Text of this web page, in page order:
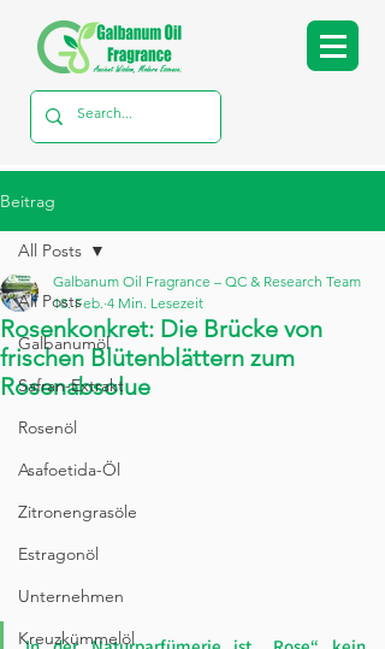
Beitrag
All Posts
Galbanumöl
Safran-Extrakt
Rosenöl
Asafoetida-Öl
Zitronengrasöle
Estragonöl
Unternehmen
Kreuzkümmelöl
All Posts
Rosenkonkret: Die Brücke von
frischen Blütenblättern zum
Rosenabsolue
Galbanum Oil Fragrance – QC & Research Team
18. Feb. 4 Min. Lesezeit